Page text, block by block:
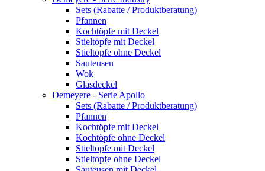
Sets (Rabatte / Produktberatung)
Pfannen
Kochtöpfe mit Deckel
Stieltöpfe mit Deckel
Stieltöpfe ohne Deckel
Sauteusen
Wok
Glasdeckel
Demeyere - Serie Apollo
Sets (Rabatte / Produktberatung)
Pfannen
Kochtöpfe mit Deckel
Kochtöpfe ohne Deckel
Stieltöpfe mit Deckel
Stieltöpfe ohne Deckel